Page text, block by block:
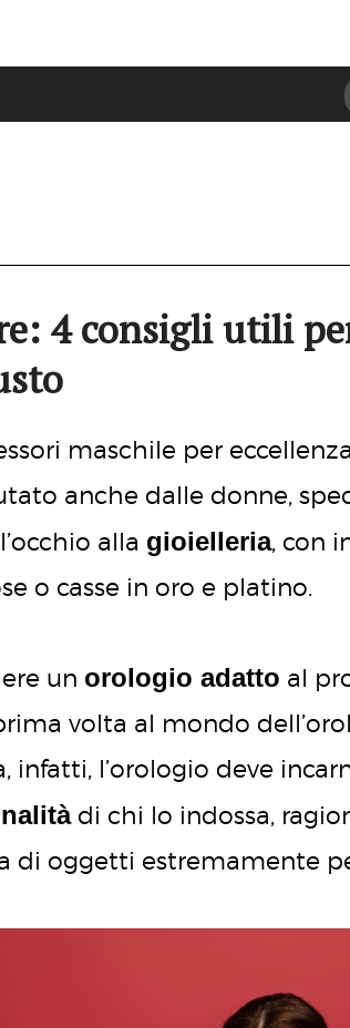
4 consigli utili
maschile per
anche dalle donne,
alla gioielleria, con
o casse in oro e platino.
un orologio adatto al
volta al mondo
l’orologio deve
di chi lo indossa,
di oggetti estremamente